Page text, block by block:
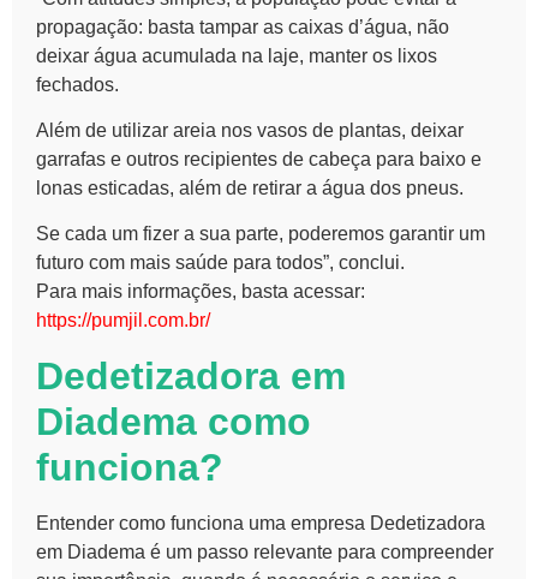
propagação: basta tampar as caixas d’água, não
deixar água acumulada na laje, manter os lixos
fechados.
Além de utilizar areia nos vasos de plantas, deixar
garrafas e outros recipientes de cabeça para baixo e
lonas esticadas, além de retirar a água dos pneus.
Se cada um fizer a sua parte, poderemos garantir um
futuro com mais saúde para todos”, conclui.
Para mais informações, basta acessar:
https://pumjil.com.br/
Dedetizadora em
Diadema como
funciona?
Entender como funciona uma empresa Dedetizadora
em Diadema é um passo relevante para compreender